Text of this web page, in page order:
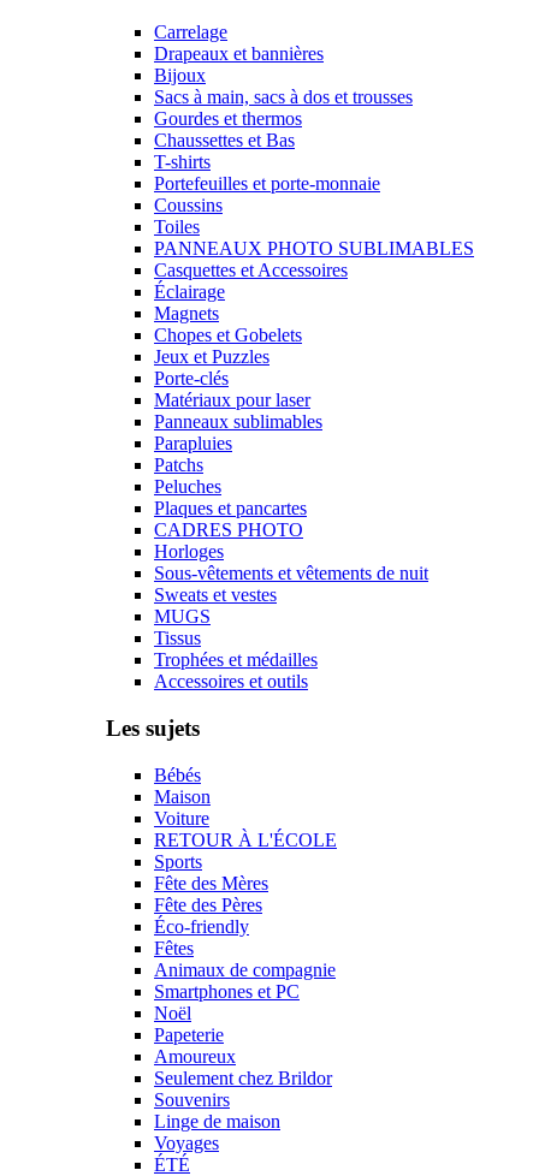
Carrelage
Drapeaux et bannières
Bijoux
Sacs à main, sacs à dos et trousses
Gourdes et thermos
Chaussettes et Bas
T-shirts
Portefeuilles et porte-monnaie
Coussins
Toiles
PANNEAUX PHOTO SUBLIMABLES
Casquettes et Accessoires
Éclairage
Magnets
Chopes et Gobelets
Jeux et Puzzles
Porte-clés
Matériaux pour laser
Panneaux sublimables
Parapluies
Patchs
Peluches
Plaques et pancartes
CADRES PHOTO
Horloges
Sous-vêtements et vêtements de nuit
Sweats et vestes
MUGS
Tissus
Trophées et médailles
Accessoires et outils
Les sujets
Bébés
Maison
Voiture
RETOUR À L'ÉCOLE
Sports
Fête des Mères
Fête des Pères
Éco-friendly
Fêtes
Animaux de compagnie
Smartphones et PC
Noël
Papeterie
Amoureux
Seulement chez Brildor
Souvenirs
Linge de maison
Voyages
ÉTÉ